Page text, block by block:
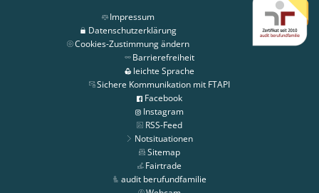
Impressum
Datenschutzerklärung
Cookies-Zustimmung ändern
Barrierefreiheit
leichte Sprache
Sichere Kommunikation mit FTAPI
Facebook
Instagram
RSS-Feed
Notsituationen
Sitemap
Fairtrade
audit berufundfamilie